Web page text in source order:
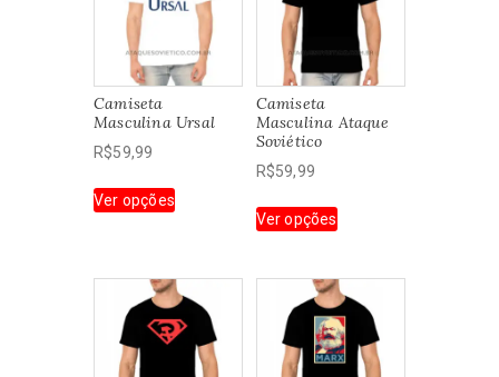
Camiseta
Masculina Ursal
R$59,99
Ver opçõesproduto
variantes.
As
opções
podem
Camiseta
Masculina Ataque
Soviético
R$59,99
Ver opçõesproduto
várias
variantes.
As
opções
podem